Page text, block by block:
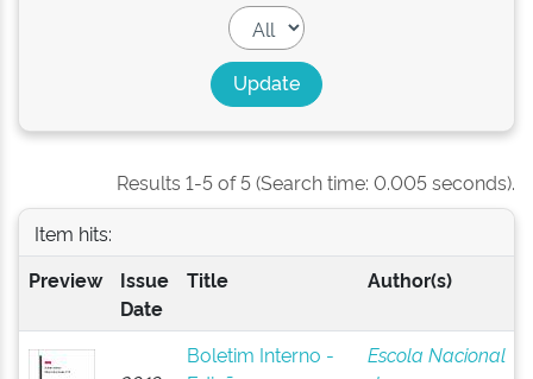
Results 1-5 of 5 (Search time: 0.005 seconds).
Item hits:
Preview
Issue
Date
Title Author(s)
Boletim Interno -
Escola Nacional